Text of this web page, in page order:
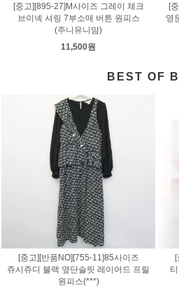
[중고][895-27]M사이즈 그레이 체크
브이넥 셔링 7부소매 버튼 원피스
(주니유니맘)
11,500원
[
영
BEST OF
[중고][반품NO][755-11]85사이즈
쥬시쥬디 블랙 옆단슬릿 레이어드 프릴
원피스(***)
[